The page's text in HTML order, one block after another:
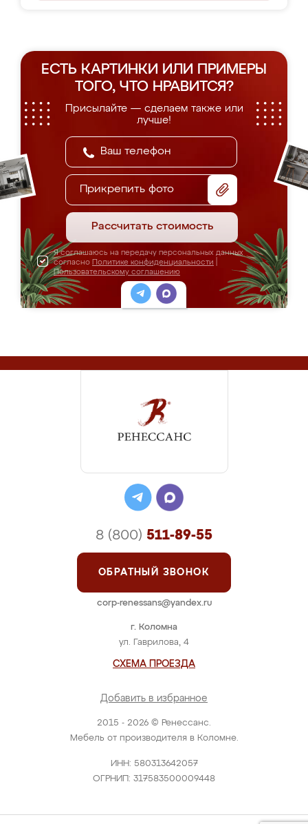
ЕСТЬ КАРТИНКИ ИЛИ ПРИМЕРЫ
ТОГО, ЧТО НРАВИТСЯ?
Присылайте — сделаем также или
лучше!
Прикрепить фото
Рассчитать стоимость
Я соглашаюсь на передачу персональных данных
согласно Политике конфиденциальности
Пользовательскому соглашению
2015 - 2026 © Ренессанс.
Мебель от производителя в Коломне.
ИНН: 580313642057
ОГРНИП: 317583500009448
г. Коломна
ул. Гаврилова, 4
СХЕМА ПРОЕЗДА
Добавить в избранное
8 (800) 511-89-55
ОБРАТНЫЙ ЗВОНОК
corp-renessans@yandex.ru